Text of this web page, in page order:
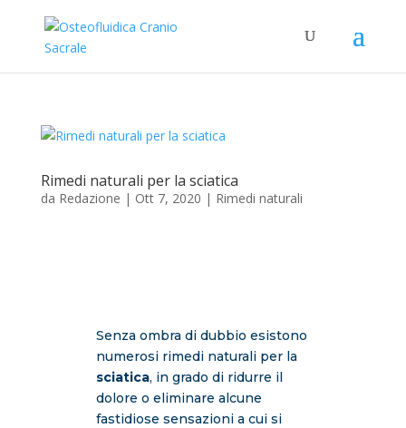
Rimedi naturali per la sciatica
da Redazione | Ott 7, 2020 | Rimedi naturali
Senza ombra di dubbio esistono
numerosi rimedi naturali per la
sciatica, in grado di ridurre il
dolore o eliminare alcune
fastidiose sensazioni a cui si